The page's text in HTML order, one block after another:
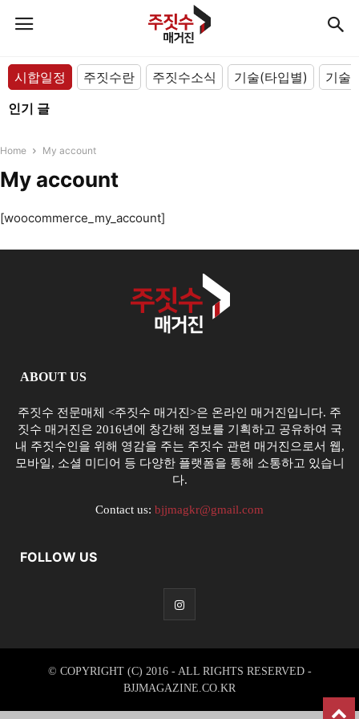
시합일정 주짓수란 주짓수소식 기술(타입별)
기술
인기 글
Home My account
My account
[woocommerce_my_account]
ABOUT US
주짓수 전문매체 <주짓수 매거진>은 온라인 매거진입니다. 주
짓수 매거진은 2016년에 창간해 정보를 기획하고 공유하여 국
내 주짓수인을 위해 영감을 주는 주짓수 관련 매거진으로서 웹,
모바일, 소셜 미디어 등 다양한 플랫폼을 통해 소통하고 있습니
다.
Contact us: bjjmagkr@gmail.com
FOLLOW US
© COPYRIGHT (C) 2016 - ALL RIGHTS RESERVED -
BJJMAGAZINE.CO.KR